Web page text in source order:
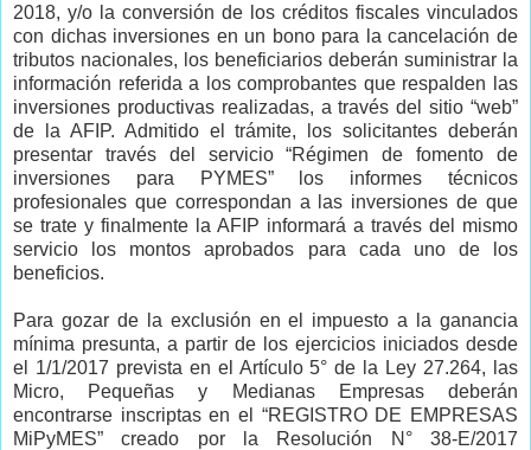
2018, y/o la conversión de los créditos fiscales vinculados
con dichas inversiones en un bono para la cancelación de
tributos nacionales, los beneficiarios deberán suministrar la
información referida a los comprobantes que respalden las
inversiones productivas realizadas, a través del sitio “web”
de la AFIP. Admitido el trámite, los solicitantes deberán
presentar través del servicio “Régimen de fomento de
inversiones para PYMES” los informes técnicos
profesionales que correspondan a las inversiones de que
se trate y finalmente la AFIP informará a través del mismo
servicio los montos aprobados para cada uno de los
beneficios.
Para gozar de la exclusión en el impuesto a la ganancia
mínima presunta, a partir de los ejercicios iniciados desde
el 1/1/2017 prevista en el Artículo 5° de la Ley 27.264, las
Micro, Pequeñas y Medianas Empresas deberán
encontrarse inscriptas en el “REGISTRO DE EMPRESAS
MiPyMES” creado por la Resolución N° 38-E/2017